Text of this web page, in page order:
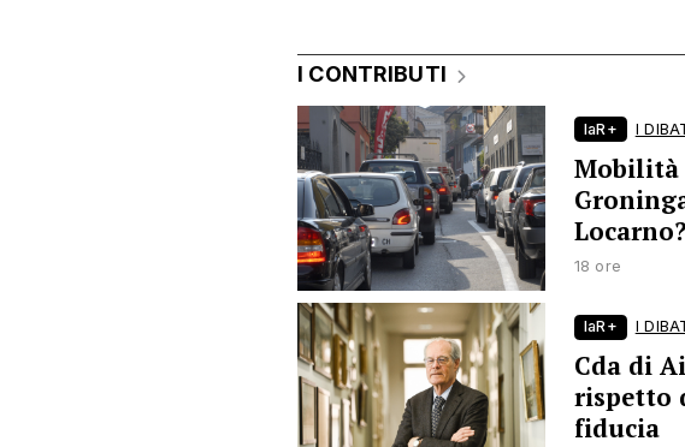
I CONTRIBUTI
laR+ I
Mobilità
Locarno?
18 ore
laR+ I
Cda di
rispetto
fiducia